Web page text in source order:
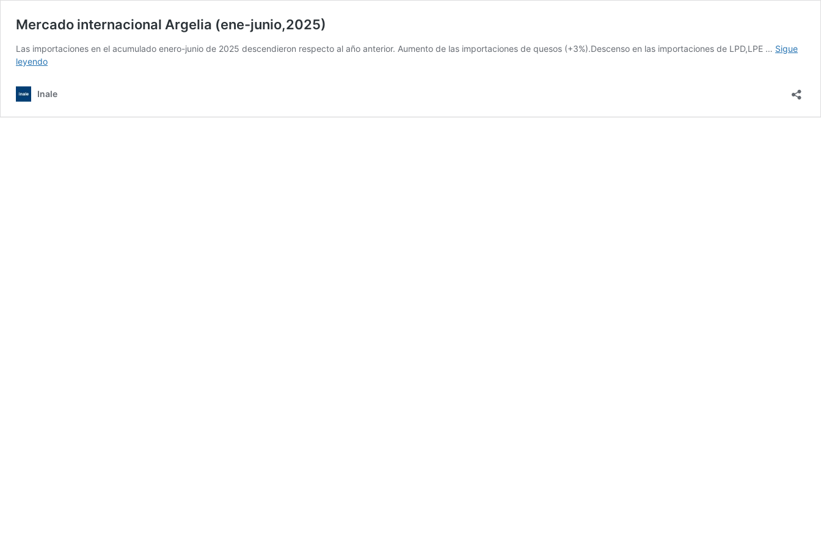
Mercado internacional Argelia (ene-junio,2025)
Las importaciones en el acumulado enero-junio de 2025 descendieron respecto al año anterior. Aumento de las importaciones de quesos (+3%).Descenso en las importaciones de LPD,LPE … Sigue
leyendoMercado
(ene-
Inale